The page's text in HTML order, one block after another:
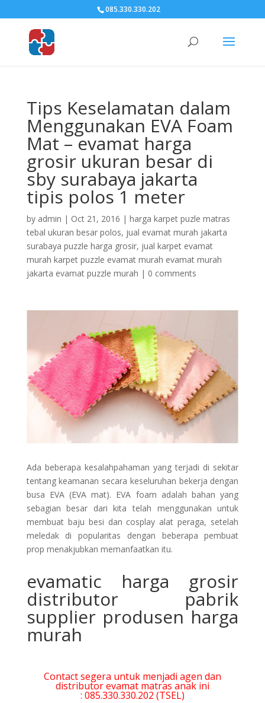
085.330.330.202
Tips Keselamatan dalam
Menggunakan EVA Foam
Mat – evamat harga
grosir ukuran besar di
sby surabaya jakarta
tipis polos 1 meter
by admin | Oct 21, 2016 | harga karpet puzle matras
tebal ukuran besar polos, jual evamat murah jakarta
surabaya puzzle harga grosir, jual karpet evamat
murah karpet puzzle evamat murah evamat murah
jakarta evamat puzzle murah | 0 comments
Ada beberapa kesalahpahaman yang terjadi di sekitar
tentang keamanan secara keseluruhan bekerja dengan
busa EVA (EVA mat). EVA foam adalah bahan yang
sebagian besar dari kita telah menggunakan untuk
membuat baju besi dan cosplay alat peraga, setelah
meledak di popularitas dengan beberapa pembuat
prop menakjubkan memanfaatkan itu.
evamatic harga grosir
distributor pabrik
supplier produsen harga
murah
Contact segera untuk menjadi agen dan
distributor evamat matras anak ini
: 085.330.330.202 (TSEL)